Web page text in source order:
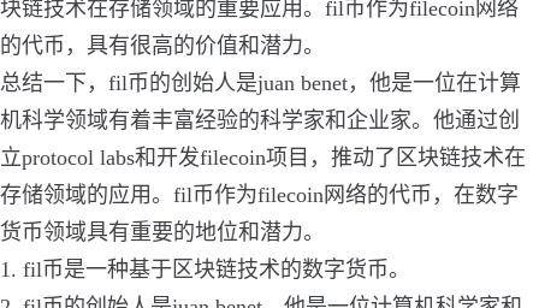
块链技术在存储领域的重要应用。fil币作为filecoin网络
的代币，具有很高的价值和潜力。
总结一下，fil币的创始人是juan benet，他是一位在计算
机科学领域有着丰富经验的科学家和企业家。他通过创
立protocol labs和开发filecoin项目，推动了区块链技术在
存储领域的应用。fil币作为filecoin网络的代币，在数字
货币领域具有重要的地位和潜力。
1. fil币是一种基于区块链技术的数字货币。